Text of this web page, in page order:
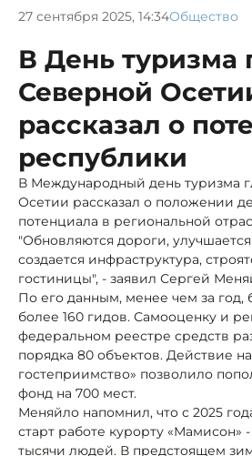
27 сентября 2025, 14:34Общество
В День туризма
Северной
рассказал о
республики
В Международный день туризма
Осетии рассказал о положении
потенциала в региональной
"Обновляются дороги,
создается инфраструктура,
гостиницы", - заявил Сергей
По его данным, менее чем за год,
более 160 гидов. Самооценку и
федеральном реестре средств
порядка 80 объектов. Действие
гостеприимство» позволило
фонд на 700 мест.
Меняйло напомнил, что с 2025
старт работе курорту «Мамисон»
тысячи людей. В предстоящем